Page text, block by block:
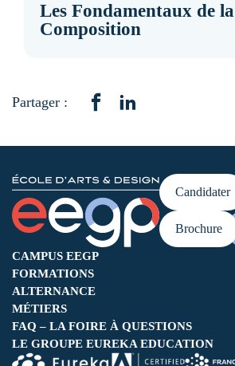
Les Fondamentaux de la
Composition
Partager :
Candidater
Brochure
CAMPUS EEGP
FORMATIONS
ALTERNANCE
MÉTIERS
FAQ – LA FOIRE À QUESTIONS
LE GROUPE EUREKA EDUCATION